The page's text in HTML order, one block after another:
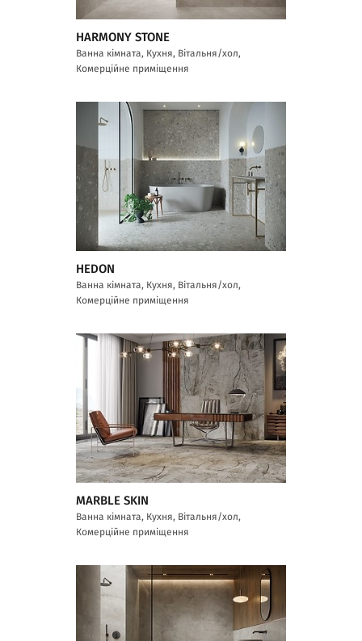
HARMONY STONE
Ванна кімната, Кухня, Вітальня/хол,
Комерційне приміщення
HEDON
Ванна кімната, Кухня, Вітальня/хол,
Комерційне приміщення
MARBLE SKIN
Ванна кімната, Кухня, Вітальня/хол,
Комерційне приміщення